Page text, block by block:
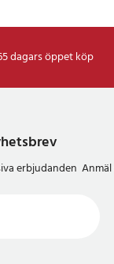
dagars öppet köp
erbjudanden